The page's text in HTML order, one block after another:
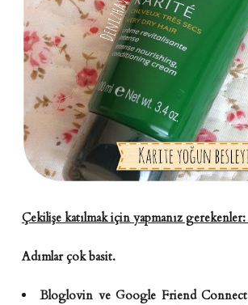
Çekilişe katılmak için yapmanız gerekenler:
Adımlar çok basit.
Bloglovin veGoogle Friend Connect